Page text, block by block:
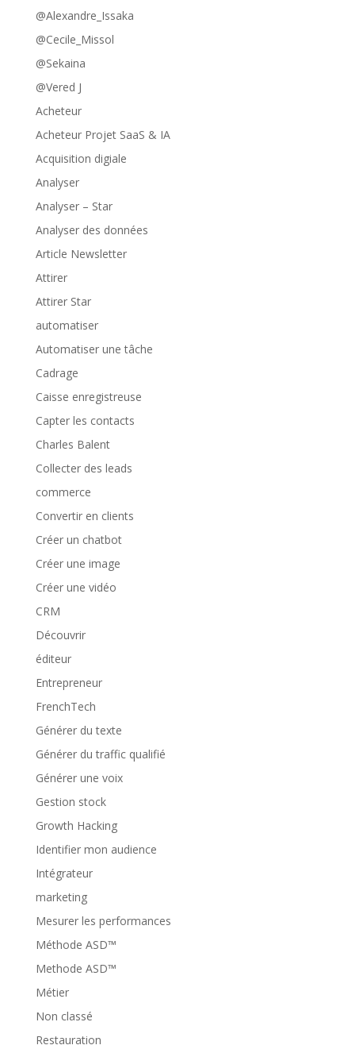
@Alexandre_Issaka
@Cecile_Missol
@Sekaina
@Vered J
Acheteur
Acheteur Projet SaaS & IA
Acquisition digiale
Analyser
Analyser – Star
Analyser des données
Article Newsletter
Attirer
Attirer Star
automatiser
Automatiser une tâche
Cadrage
Caisse enregistreuse
Capter les contacts
Charles Balent
Collecter des leads
commerce
Convertir en clients
Créer un chatbot
Créer une image
Créer une vidéo
CRM
Découvrir
éditeur
Entrepreneur
FrenchTech
Générer du texte
Générer du traffic qualifié
Générer une voix
Gestion stock
Growth Hacking
Identifier mon audience
Intégrateur
marketing
Mesurer les performances
Méthode ASD™
Methode ASD™
Métier
Non classé
Restauration